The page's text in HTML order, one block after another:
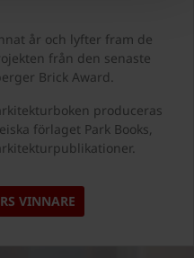
år och lyfter fram de
från den senaste
Brick Award.
produceras
förlaget Park Books,
VINNARE